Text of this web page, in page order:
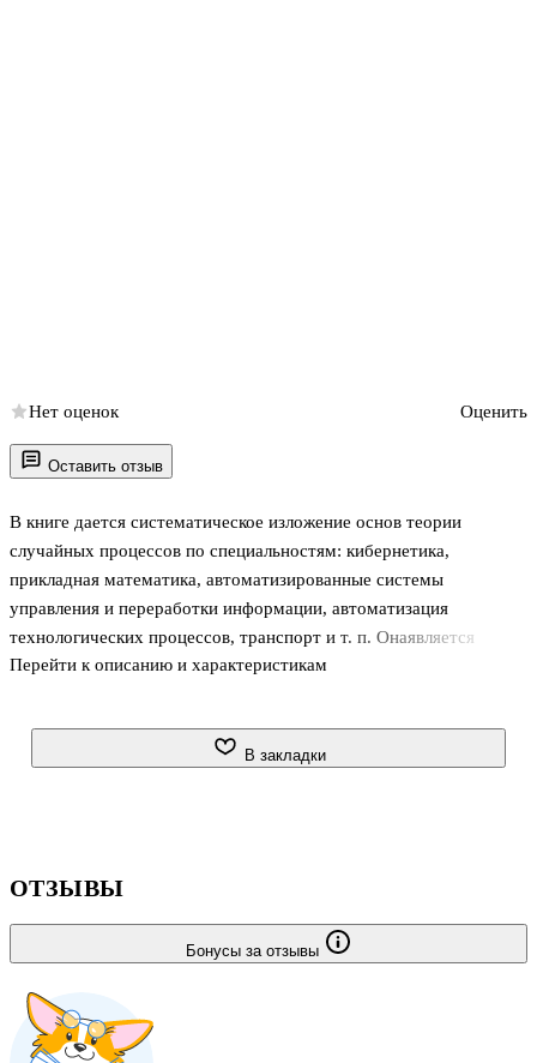
Оставить отзыв
В книге дается систематическое изложение основ теории
случайных процессов по специальностям: кибернетика,
прикладная математика, автоматизированные системы
управления и переработки информации, автоматизация
технологических процессов, транспорт и т. п. Онаявляется
логическим продолжением книги тех же авторов `Теория
заведений. Может быть полезна преподавателям, инженерам и
Перейти к описанию и характеристикам
Нет оценок Оценить
В закладки
ОТЗЫВЫ
Бонусы за отзывы